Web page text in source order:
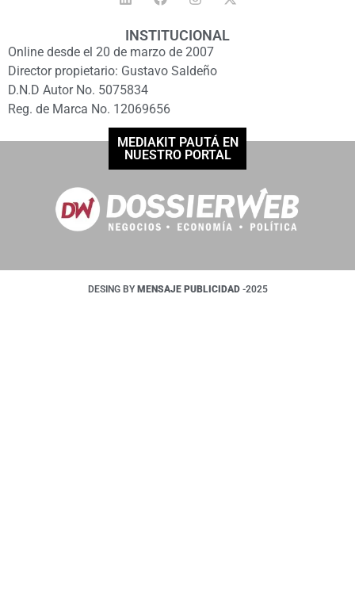
INSTITUCIONAL
Online desde el 20 de marzo de 2007
Director propietario: Gustavo Saldeño
D.N.D Autor No. 5075834
Reg. de Marca No. 12069656
MEDIAKIT PAUTÁ EN
NUESTRO PORTAL
DESING BY MENSAJE PUBLICIDAD -2025